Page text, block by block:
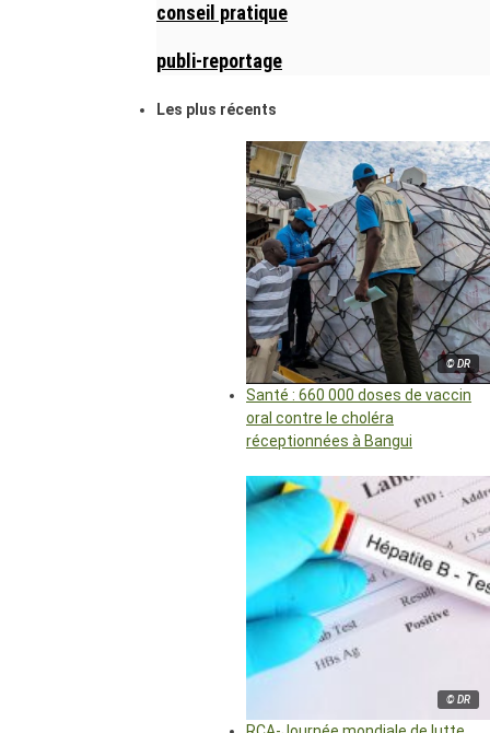
conseil pratique
publi-reportage
Les plus récents
© DR
Santé : 660 000 doses de vaccin
oral contre le choléra
réceptionnées à Bangui
© DR